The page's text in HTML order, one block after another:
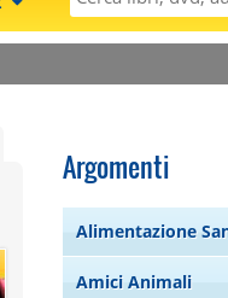
Argomenti
Alimentazione
Amici Animali